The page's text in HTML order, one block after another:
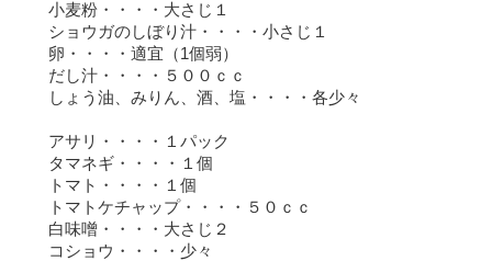
小麦粉・・・・大さじ１
ショウガのしぼり汁・・・・小さじ１
卵・・・・適宜（1個弱）
だし汁・・・・５００ｃｃ
しょう油、みりん、酒、塩・・・・各少々
アサリ・・・・１パック
タマネギ・・・・１個
トマト・・・・１個
トマトケチャップ・・・・５０ｃｃ
白味噌・・・・大さじ２
コショウ・・・・少々